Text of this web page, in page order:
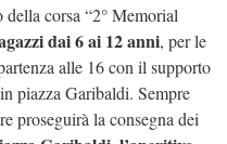
della corsa “2° Memorial
dai 6 ai 12 anni, per le
alle 16 con il supporto
piazza Garibaldi. Sempre
proseguirà la consegna dei